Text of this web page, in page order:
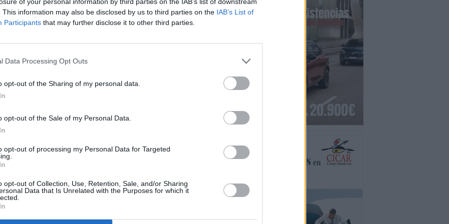
This information may also be disclosed by us to third parties on the IAB’s List of
Participants that may further disclose it to other third parties.
Data Processing Opt Outs
opt-out of the Sharing of my personal data.
opt-out of the Sale of my Personal Data.
opt-out of processing my Personal Data for Targeted
opt-out of Collection, Use, Retention, Sale, and/or Sharing
Data that Is Unrelated with the Purposes for which it
al mínimo el impuesto de construcciones para
-Coalición Canaria (AM-CC) en el Ayuntamiento de
el objetivo de aliviar la creciente dificultad en el acceso
reguladora del Impuesto sobre Construcciones,
tipo impositivo en el mínimo legal permitido y aplicar las
a la escasez de vivienda disponible, los elevados costes
administrativa y la presión económica actual,
nueva vivienda o la rehabilitación de esta en el entorno